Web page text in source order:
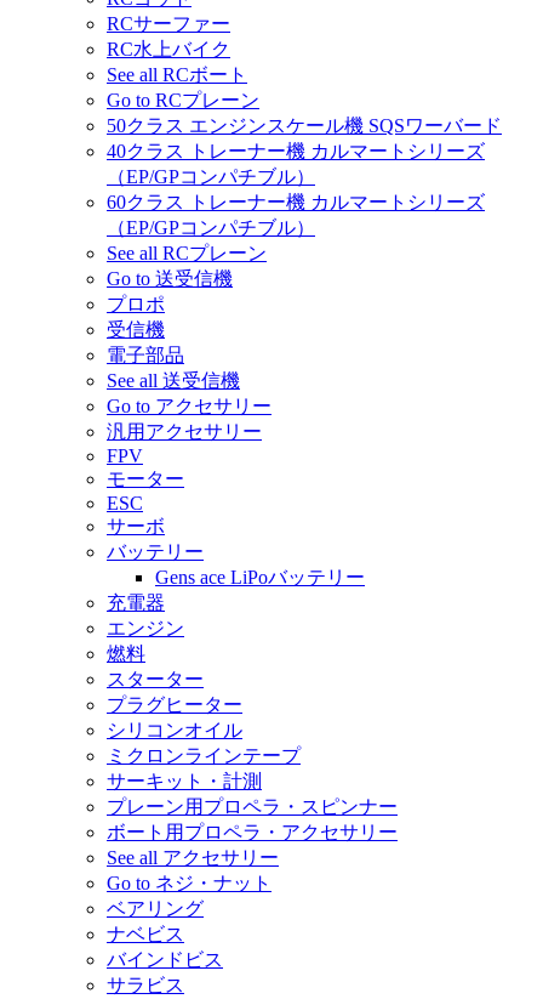
RCサーファー
RC水上バイク
See all RCボート
Go to RCプレーン
50クラス エンジンスケール機 SQSワーバード
40クラス トレーナー機 カルマートシリーズ
（EP/GPコンパチブル）
60クラス トレーナー機 カルマートシリーズ
（EP/GPコンパチブル）
See all RCプレーン
Go to 送受信機
プロポ
受信機
電子部品
See all 送受信機
Go to アクセサリー
汎用アクセサリー
FPV
モーター
ESC
サーボ
バッテリー
Gens ace LiPoバッテリー
充電器
エンジン
燃料
スターター
プラグヒーター
シリコンオイル
ミクロンラインテープ
サーキット・計測
プレーン用プロペラ・スピンナー
ボート用プロペラ・アクセサリー
See all アクセサリー
Go to ネジ・ナット
ベアリング
ナベビス
バインドビス
サラビス